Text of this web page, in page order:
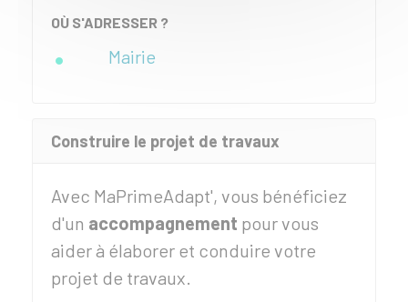
OÙ S'ADRESSER ?
Mairie
Construire le projet de travaux
Avec MaPrimeAdapt', vous bénéficiez
d'un accompagnement pour vous
aider à élaborer et conduire votre
projet de travaux.